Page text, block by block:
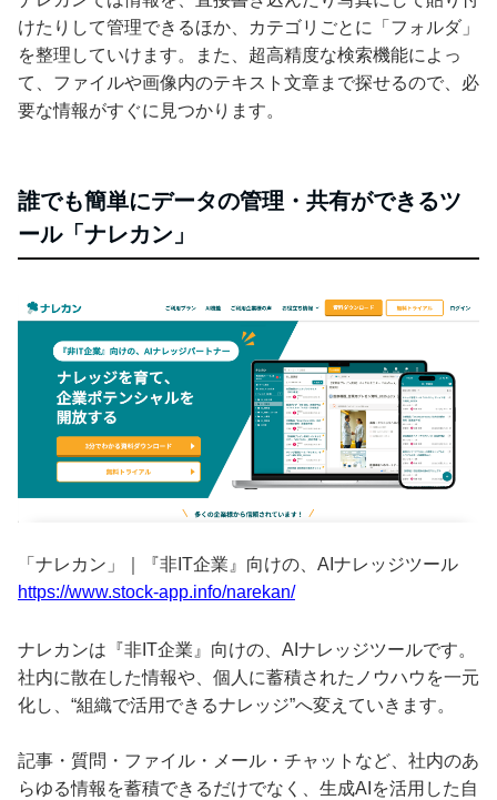
けたりして管理できるほか、カテゴリごとに「フォルダ」
を整理していけます。また、超高精度な検索機能によっ
て、ファイルや画像内のテキスト文章まで探せるので、必
要な情報がすぐに見つかります。
誰でも簡単にデータの管理・共有ができるツ
ール「ナレカン」
「ナレカン」｜『非IT企業』向けの、AIナレッジツール
https://www.stock-app.info/narekan/
ナレカンは『非IT企業』向けの、AIナレッジツールです。
社内に散在した情報や、個人に蓄積されたノウハウを一元
化し、“組織で活用できるナレッジ”へ変えていきます。
記事・質問・ファイル・メール・チャットなど、社内のあ
らゆる情報を蓄積できるだけでなく、生成AIを活用した自